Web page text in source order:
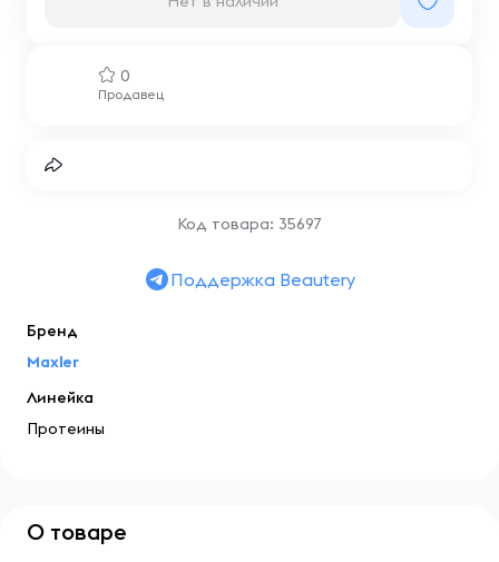
0
Продавец
Код товара: 35697
Поддержка Beautery
Бренд
Maxler
Линейка
Протеины
О товаре